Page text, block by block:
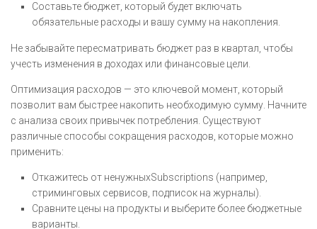
Составьте бюджет, который будет включать
обязательные расходы и вашу сумму на накопления.
Не забывайте пересматривать бюджет раз в квартал, чтобы
учесть изменения в доходах или финансовые цели.
Оптимизация расходов — это ключевой момент, который
позволит вам быстрее накопить необходимую сумму. Начните
с анализа своих привычек потребления. Существуют
различные способы сокращения расходов, которые можно
применить:
Откажитесь от ненужныхSubscriptions (например,
стриминговых сервисов, подписок на журналы).
Сравните цены на продукты и выберите более бюджетные
варианты.